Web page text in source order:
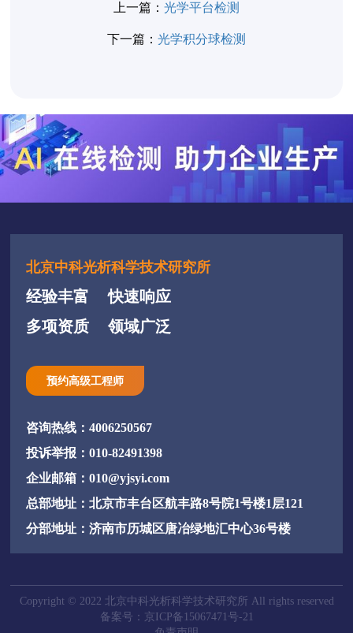
上一篇： 光学平台检测
下一篇： 光学积分球检测
北京中科光析科学技术研究所
经验丰富
快速响应
多项资质
领域广泛
预约高级工程师
咨询热线：4006250567
投诉举报：010-82491398
企业邮箱：010@yjsyi.com
总部地址：北京市丰台区航丰路8号院1号楼1层121
分部地址：济南市历城区唐冶绿地汇中心36号楼
Copyright © 2022 北京中科光析科学技术研究所 All rights reserved
备案号：京ICP备15067471号-21